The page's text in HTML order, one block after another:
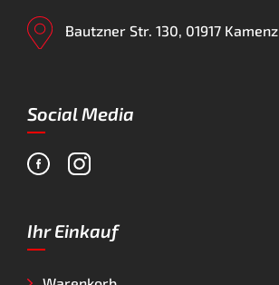
Bautzner Str. 130, 01917 Kamenz
Social Media
Ihr Einkauf